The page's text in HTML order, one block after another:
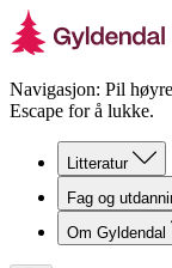
Navigasjon: Pil
Escape for å lukke.
Litteratur
Fag og
Om Gyldendal